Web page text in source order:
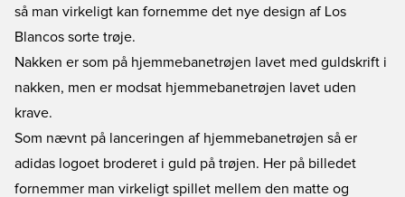
så man virkeligt kan fornemme det nye design af Los
Blancos sorte trøje.
Nakken er som på hjemmebanetrøjen lavet med guldskrift i
nakken, men er modsat hjemmebanetrøjen lavet uden
krave.
Som nævnt på lanceringen af hjemmebanetrøjen så er
adidas logoet broderet i guld på trøjen. Her på billedet
fornemmer man virkeligt spillet mellem den matte og